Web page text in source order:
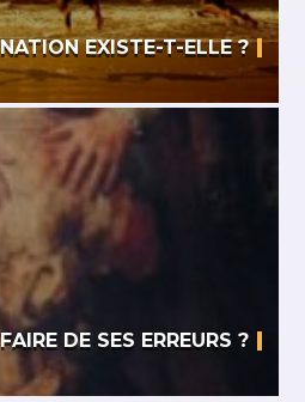
EXISTE-T-ELLE ?
DE SES ERREURS ?